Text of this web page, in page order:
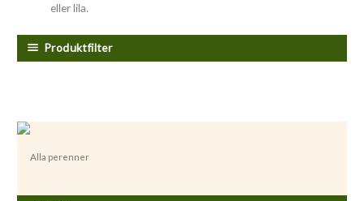
eller lila.
Produktfilter
Alla perenner